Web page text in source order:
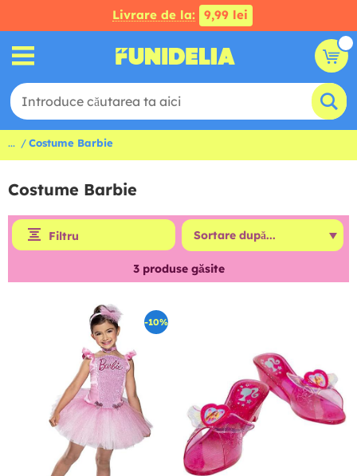
Livrare de la: 9,99 lei
... Costume Barbie
Costume Barbie
Filtru
3produse găsite
-10%